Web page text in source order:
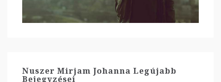
Nuszer Mirjam Johanna Legújabb
Bejegyzései